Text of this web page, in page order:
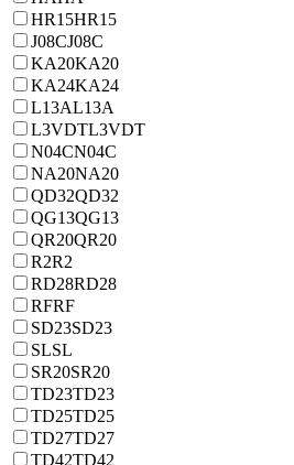
HR15HR15
J08CJ08C
KA20KA20
KA24KA24
L13AL13A
L3VDTL3VDT
N04CN04C
NA20NA20
QD32QD32
QG13QG13
QR20QR20
R2R2
RD28RD28
RFRF
SD23SD23
SLSL
SR20SR20
TD23TD23
TD25TD25
TD27TD27
TD42TD42